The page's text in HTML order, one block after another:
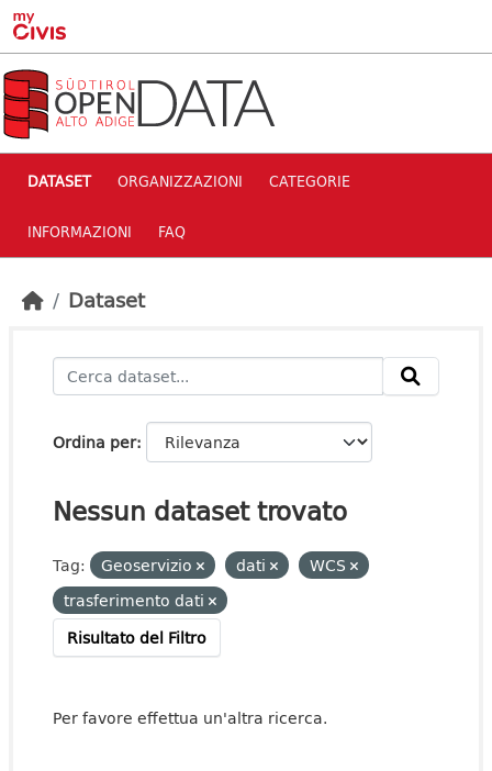
Skip to main content
DATASET ORGANIZZAZIONI CATEGORIE
INFORMAZIONI FAQ
Dataset
Ordina per
Nessun dataset trovato
Tag: Geoservizio dati
WCS
trasferimento dati
Risultato del Filtro
Per favore effettua un'altra ricerca.